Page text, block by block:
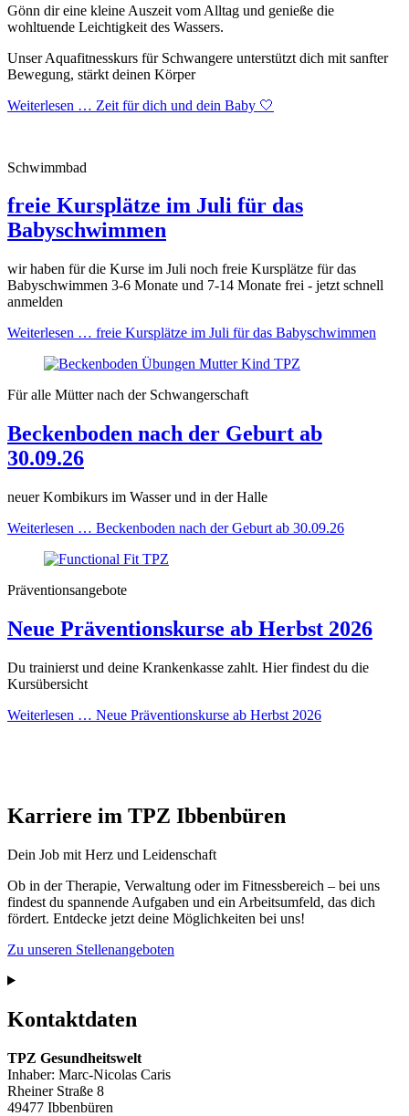
Gönn dir eine kleine Auszeit vom Alltag und genieße die
wohltuende Leichtigkeit des Wassers.
Unser Aquafitnesskurs für Schwangere unterstützt dich mit sanfter
Bewegung, stärkt deinen Körper
Weiterlesen … Zeit für dich und dein Baby 🤍
Schwimmbad
freie Kursplätze im Juli für das
Babyschwimmen
wir haben für die Kurse im Juli noch freie Kursplätze für das
Babyschwimmen 3-6 Monate und 7-14 Monate frei - jetzt schnell
anmelden
Weiterlesen … freie Kursplätze im Juli für das Babyschwimmen
Für alle Mütter nach der Schwangerschaft
Beckenboden nach der Geburt ab
30.09.26
neuer Kombikurs im Wasser und in der Halle
Weiterlesen … Beckenboden nach der Geburt ab 30.09.26
Präventionsangebote
Neue Präventionskurse ab Herbst 2026
Du trainierst und deine Krankenkasse zahlt. Hier findest du die
Kursübersicht
Weiterlesen … Neue Präventionskurse ab Herbst 2026
Karriere im TPZ Ibbenbüren
Dein Job mit Herz und Leidenschaft
Ob in der Therapie, Verwaltung oder im Fitnessbereich – bei uns
findest du spannende Aufgaben und ein Arbeitsumfeld, das dich
fördert. Entdecke jetzt deine Möglichkeiten bei uns!
Zu unseren Stellenangeboten
Kontaktdaten
TPZ Gesundheitswelt
Inhaber: Marc-Nicolas Caris
Rheiner Straße 8
49477 Ibbenbüren